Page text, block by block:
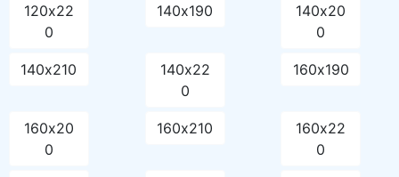
120х22
0
140х190
140х20
0
140х210
140х22
0
160х190
160х20
0
160х210
160х22
0